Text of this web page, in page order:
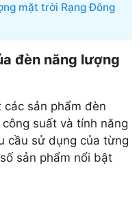
mặt trời Rạng Đông
đèn năng lượng
sản phẩm đèn
suất và tính năng
cầu sử dụng của từng
sản phẩm nổi bật